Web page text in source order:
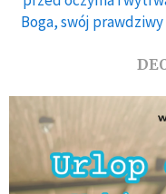
Boga, swój